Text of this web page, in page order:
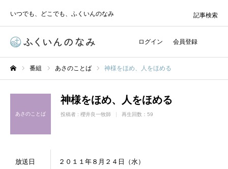
いつでも、どこでも、ふくいんのなみ
ログイン 会員登録
記事検索
番組 あさのことば 神様をほめ、人をほめる
あさのことば
神様をほめ、人をほめる
投稿者 : 櫻井良一牧師 再生回数：59
放送日 ２０１１年８月２４日（水）